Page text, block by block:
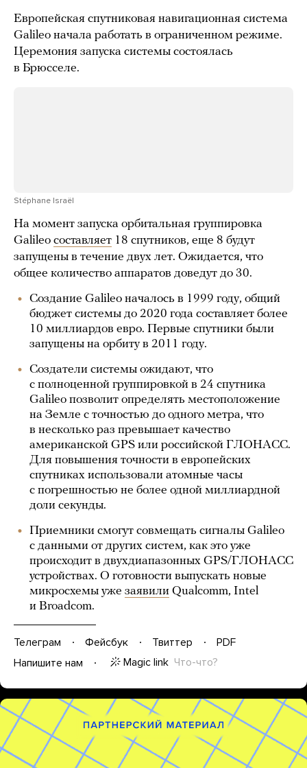
Европейская спутниковая навигационная система
Galileo начала работать в ограниченном режиме.
Церемония запуска системы состоялась
в Брюсселе.
Stéphane Israël
На момент запуска орбитальная группировка
Galileo составляет 18 спутников, еще 8 будут
запущены в течение двух лет. Ожидается, что
общее количество аппаратов доведут до 30.
Создание Galileo началось в 1999 году, общий
бюджет системы до 2020 года составляет более
10 миллиардов евро. Первые спутники были
запущены на орбиту в 2011 году.
Создатели системы ожидают, что
с полноценной группировкой в 24 спутника
Galileo позволит определять местоположение
на Земле с точностью до одного метра, что
в несколько раз превышает качество
американской GPS или российской ГЛОНАСС.
Для повышения точности в европейских
спутниках использовали атомные часы
с погрешностью не более одной миллиардной
доли секунды.
Приемники смогут совмещать сигналы Galileo
с данными от других систем, как это уже
происходит в двухдиапазонных GPS/ГЛОНАСС
устройствах. О готовности выпускать новые
микросхемы уже заявили Qualcomm, Intel
и Broadcom.
Телеграм Фейсбук Твиттер
PDF
Напишите нам
Magic link Что-что?